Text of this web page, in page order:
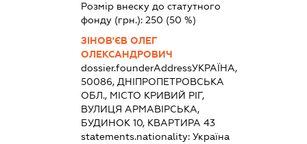
Розмір внеску до статутного
фонду (грн.): 250 (50 %)
ЗІНОВ'ЄВ ОЛЕГ
ОЛЕКСАНДРОВИЧ
dossier.founderAddressУКРАЇНА,
50086, ДНІПРОПЕТРОВСЬКА
ОБЛ., МІСТО КРИВИЙ РІГ,
ВУЛИЦЯ АРМАВІРСЬКА,
БУДИНОК 10, КВАРТИРА 43
statements.nationality: Україна